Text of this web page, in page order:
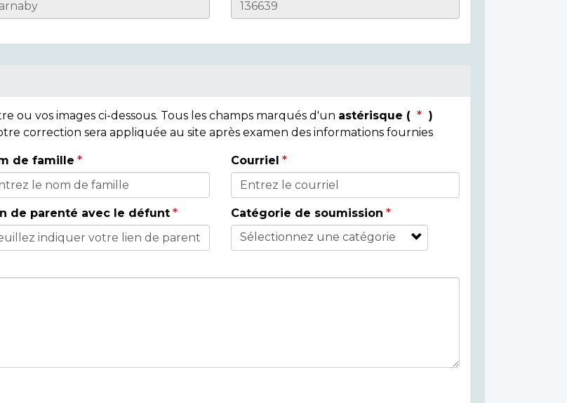
vos images ci-dessous. Tous les champs marqués d'un astérisque (
)
correction sera appliquée au site après examen des informations fournies
de famille Courriel
de parenté avec le défunt Catégorie de soumission